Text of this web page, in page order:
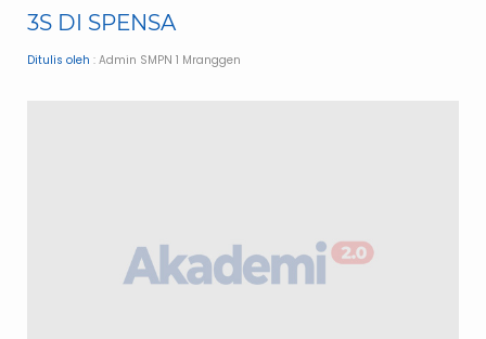
3S DI SPENSA
Ditulis oleh : Admin SMPN 1 Mranggen